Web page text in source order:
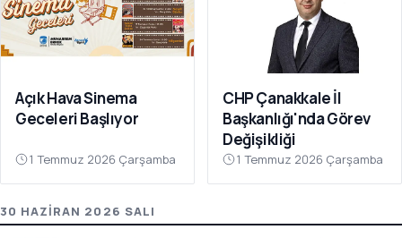
Açık Hava Sinema
Geceleri Başlıyor
1 Temmuz 2026 Çarşamba
CHP Çanakkale İl
Başkanlığı'nda Görev
Değişikliği
1 Temmuz 2026 Çarşamba
30 HAZIRAN 2026 SALI